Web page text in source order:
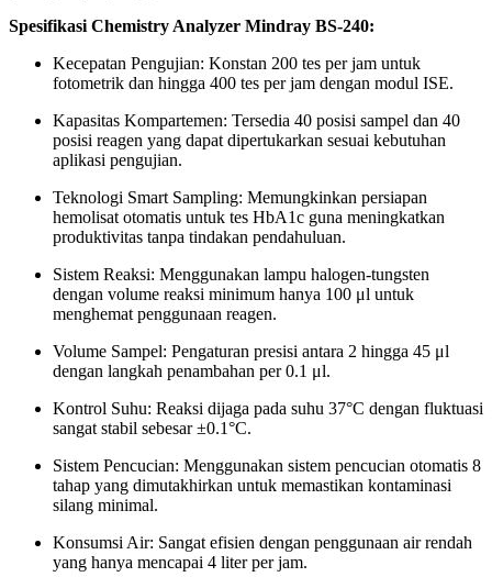
Spesifikasi Chemistry Analyzer Mindray BS-240:
Kecepatan Pengujian: Konstan 200 tes per jam untuk
fotometrik dan hingga 400 tes per jam dengan modul ISE.
Kapasitas Kompartemen: Tersedia 40 posisi sampel dan 40
posisi reagen yang dapat dipertukarkan sesuai kebutuhan
aplikasi pengujian.
Teknologi Smart Sampling: Memungkinkan persiapan
hemolisat otomatis untuk tes HbA1c guna meningkatkan
produktivitas tanpa tindakan pendahuluan.
Sistem Reaksi: Menggunakan lampu halogen-tungsten
dengan volume reaksi minimum hanya 100 μl untuk
menghemat penggunaan reagen.
Volume Sampel: Pengaturan presisi antara 2 hingga 45 μl
dengan langkah penambahan per 0.1 μl.
Kontrol Suhu: Reaksi dijaga pada suhu 37°C dengan fluktuasi
sangat stabil sebesar ±0.1°C.
Sistem Pencucian: Menggunakan sistem pencucian otomatis 8
tahap yang dimutakhirkan untuk memastikan kontaminasi
silang minimal.
Konsumsi Air: Sangat efisien dengan penggunaan air rendah
yang hanya mencapai 4 liter per jam.